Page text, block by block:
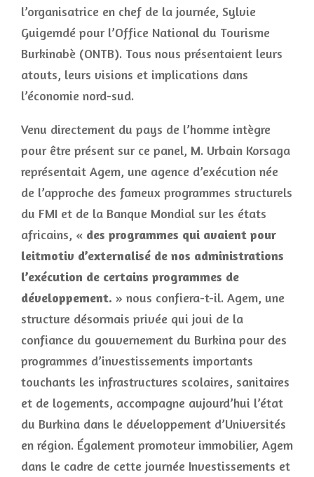
l’organisatrice en chef de la journée, Sylvie
Guigemdé pour l’Office National du Tourisme
Burkinabè (ONTB). Tous nous présentaient leurs
atouts, leurs visions et implications dans
l’économie nord-sud.
Venu directement du pays de l’homme intègre
pour être présent sur ce panel, M. Urbain Korsaga
représentait Agem, une agence d’exécution née
de l’approche des fameux programmes structurels
du FMI et de la Banque Mondial sur les états
africains, « des programmes qui avaient pour
leitmotiv d’externalisé de nos administrations
l’exécution de certains programmes de
développement. » nous confiera-t-il. Agem, une
structure désormais privée qui joui de la
confiance du gouvernement du Burkina pour des
programmes d’investissements importants
touchants les infrastructures scolaires, sanitaires
et de logements, accompagne aujourd’hui l’état
du Burkina dans le développement d’Universités
en région. Également promoteur immobilier, Agem
dans le cadre de cette journée Investissements et